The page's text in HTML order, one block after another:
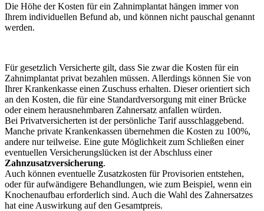
Die Höhe der Kosten für ein Zahnimplantat hängen immer von
Ihrem individuellen Befund ab, und können nicht pauschal genannt
werden.
Für gesetzlich Versicherte gilt, dass Sie zwar die Kosten für ein
Zahnimplantat privat bezahlen müssen. Allerdings können Sie von
Ihrer Krankenkasse einen Zuschuss erhalten. Dieser orientiert sich
an den Kosten, die für eine Standardversorgung mit einer Brücke
oder einem herausnehmbaren Zahnersatz anfallen würden.
Bei Privatversicherten ist der persönliche Tarif ausschlaggebend.
Manche private Krankenkassen übernehmen die Kosten zu 100%,
andere nur teilweise. Eine gute Möglichkeit zum Schließen einer
eventuellen Versicherungslücken ist der Abschluss einer
Zahnzusatzversicherung.
Auch können eventuelle Zusatzkosten für Provisorien entstehen,
oder für aufwändigere Behandlungen, wie zum Beispiel, wenn ein
Knochenaufbau erforderlich sind. Auch die Wahl des Zahnersatzes
hat eine Auswirkung auf den Gesamtpreis.